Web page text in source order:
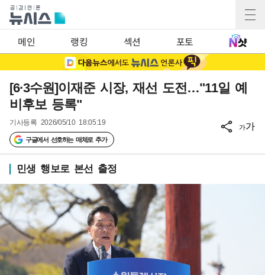
메인 랭킹 섹션 포토
[6·3수원]이재준 시장, 재선 도전…"11일 예
비후보 등록"
기사등록 2026/05/10 18:05:19
구글에서 선호하는 매체로 추가
가가
민생 행보로 본선 출정